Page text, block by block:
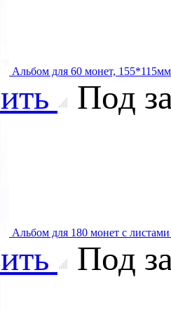
Альбом для 60 монет, 155*115мм
Под
Альбом для 180 монет с
Под